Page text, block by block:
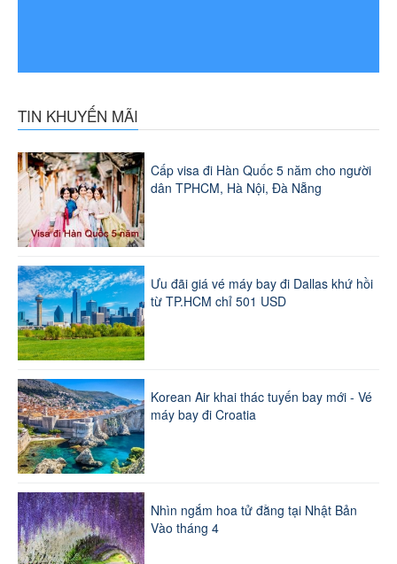
TIN KHUYẾN MÃI
Cấp visa đi Hàn Quốc 5 năm cho người
dân TPHCM, Hà Nội, Đà Nẵng
Ưu đãi giá vé máy bay đi Dallas khứ hồi
từ TP.HCM chỉ 501 USD
Korean Air khai thác tuyến bay mới - Vé
máy bay đi Croatia
Nhìn ngắm hoa tử đằng tại Nhật Bản
Vào tháng 4